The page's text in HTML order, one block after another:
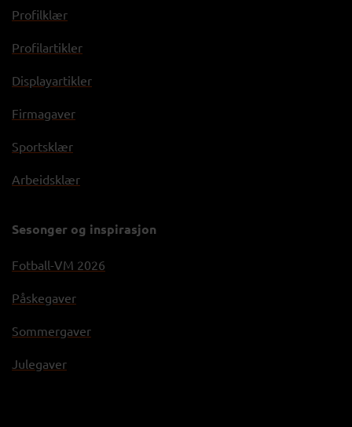
Profilklær
Profilartikler
Displayartikler
Firmagaver
Sportsklær
Arbeidsklær
Sesonger og inspirasjon
Fotball-VM 2026
Påskegaver
Sommergaver
Julegaver